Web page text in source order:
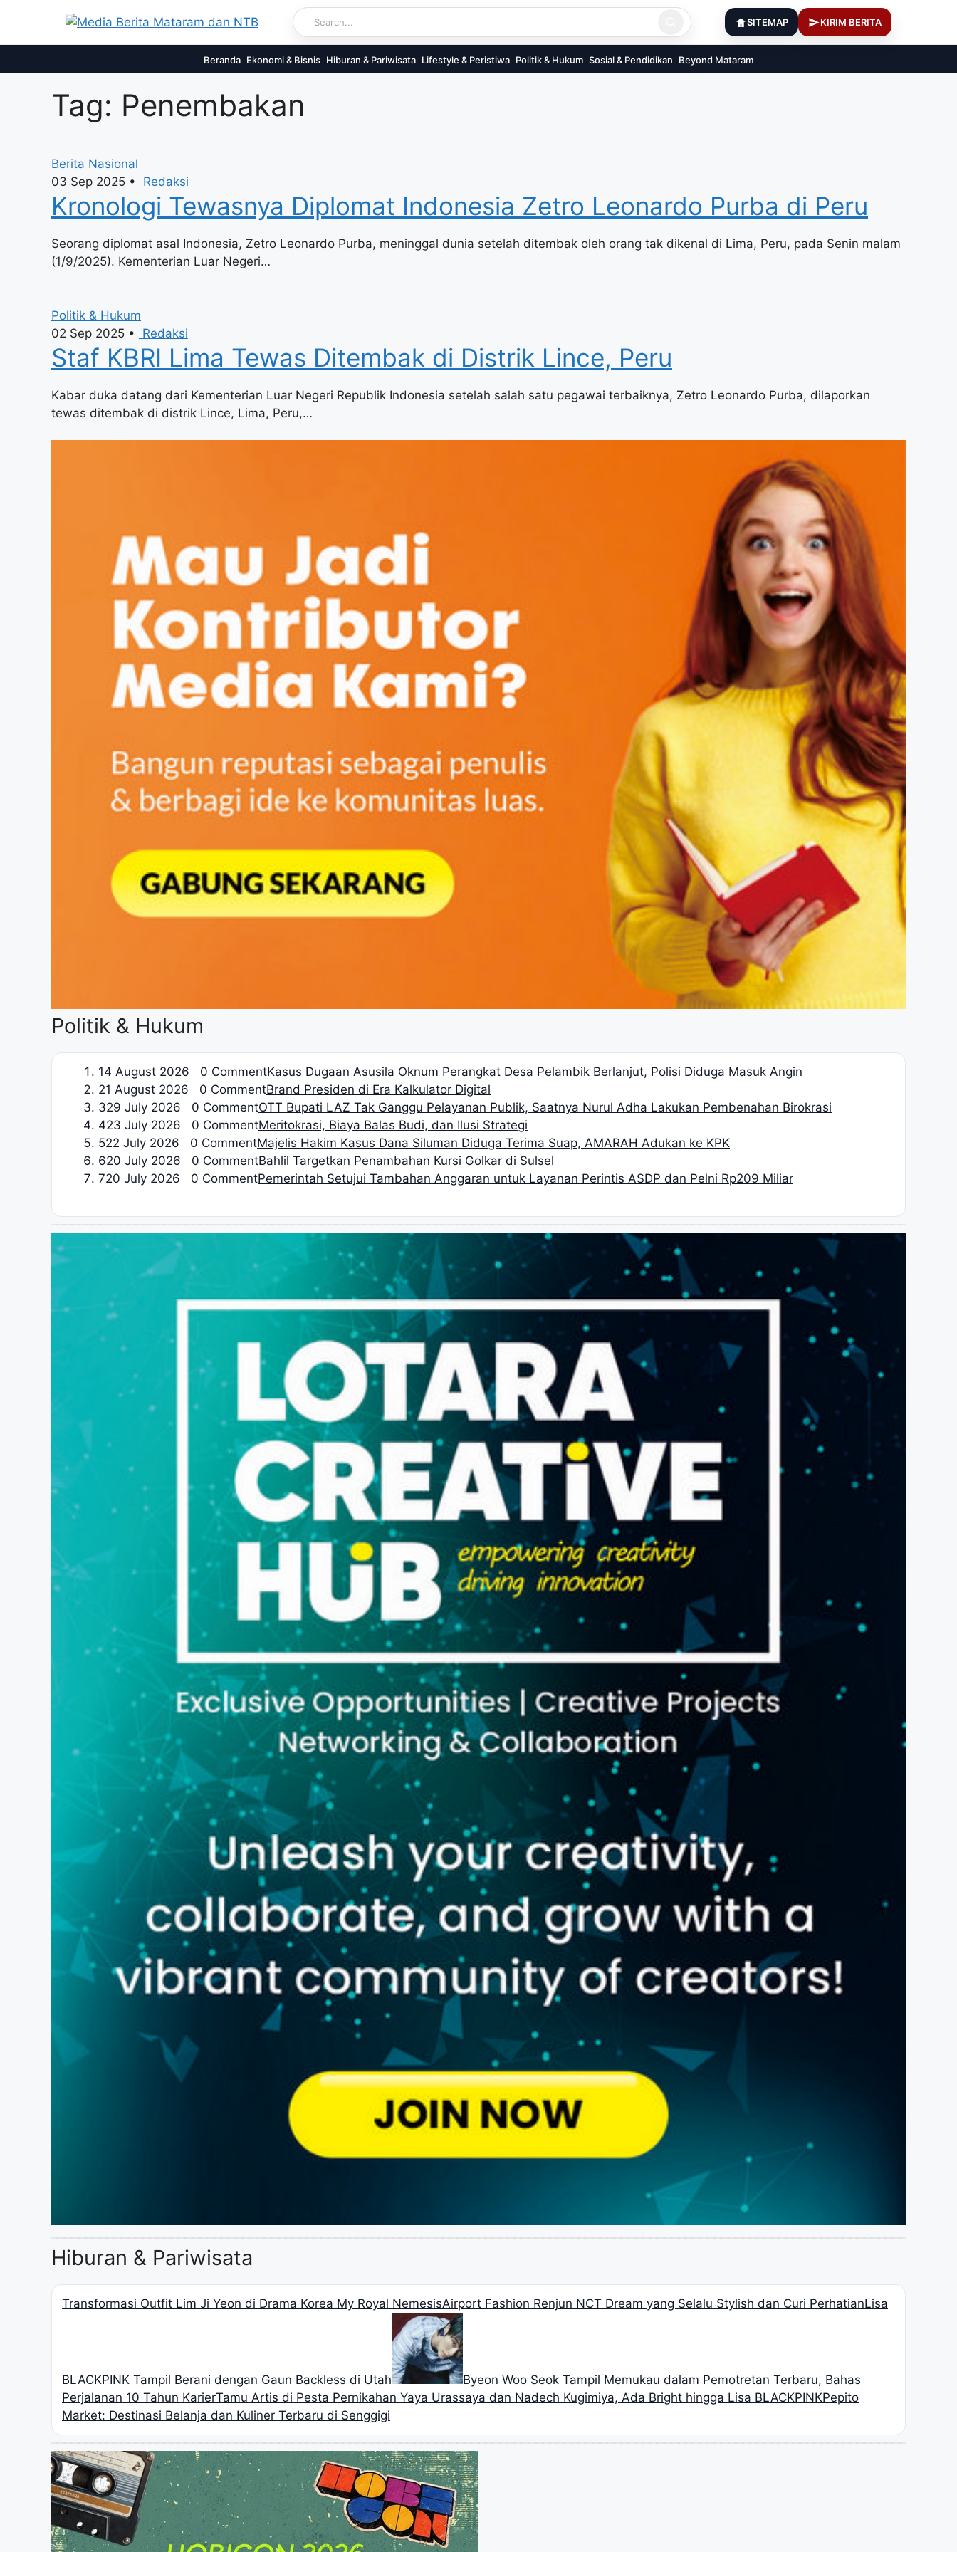
content
SITEMAP KIRIM BERITA
Beranda Ekonomi & Bisnis Hiburan & Pariwisata Lifestyle & Peristiwa Politik & Hukum Sosial & Pendidikan Beyond Mataram
Tag: Penembakan
Berita Nasional
03 Sep 2025 • Redaksi
Kronologi Tewasnya Diplomat Indonesia Zetro Leonardo Purba di Peru
Seorang diplomat asal Indonesia, Zetro Leonardo Purba, meninggal dunia setelah ditembak oleh orang tak dikenal di Lima, Peru, pada Senin malam
(1/9/2025). Kementerian Luar Negeri…
Politik & Hukum
02 Sep 2025 • Redaksi
Staf KBRI Lima Tewas Ditembak di Distrik Lince, Peru
Kabar duka datang dari Kementerian Luar Negeri Republik Indonesia setelah salah satu pegawai terbaiknya, Zetro Leonardo Purba, dilaporkan
tewas ditembak di distrik Lince, Lima, Peru,…
Politik & Hukum
14 August 2026 0 CommentKasus Dugaan Asusila Oknum Perangkat Desa Pelambik Berlanjut, Polisi Diduga Masuk Angin
21 August 2026 0 CommentBrand Presiden di Era Kalkulator Digital
329 July 2026 0 CommentOTT Bupati LAZ Tak Ganggu Pelayanan Publik, Saatnya Nurul Adha Lakukan Pembenahan Birokrasi
423 July 2026 0 CommentMeritokrasi, Biaya Balas Budi, dan Ilusi Strategi
522 July 2026 0 CommentMajelis Hakim Kasus Dana Siluman Diduga Terima Suap, AMARAH Adukan ke KPK
620 July 2026 0 CommentBahlil Targetkan Penambahan Kursi Golkar di Sulsel
720 July 2026 0 CommentPemerintah Setujui Tambahan Anggaran untuk Layanan Perintis ASDP dan Pelni Rp209 Miliar
Hiburan & Pariwisata
Transformasi Outfit Lim Ji Yeon di Drama Korea My Royal NemesisAirport Fashion Renjun NCT Dream yang Selalu Stylish dan Curi PerhatianLisa
BLACKPINK Tampil Berani dengan Gaun Backless di Utah
Byeon Woo Seok Tampil Memukau dalam Pemotretan Terbaru, Bahas
Perjalanan 10 Tahun KarierTamu Artis di Pesta Pernikahan Yaya Urassaya dan Nadech Kugimiya, Ada Bright hingga Lisa BLACKPINKPepito
Market: Destinasi Belanja dan Kuliner Terbaru di Senggigi